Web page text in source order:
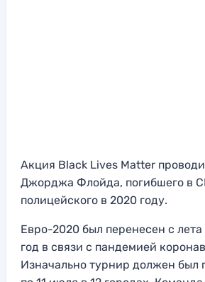
Акция Black Lives Matter
Джорджа Флойда, погибшего в
полицейского в 2020 году.
Евро-2020 был перенесен с лета
год в связи с пандемией
Изначально турнир должен был